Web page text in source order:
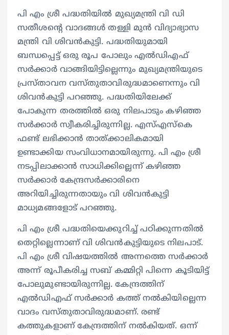
പി എം ശ്രീ പദ്ധതിയില്‍ മുഖ്യമന്ത്രി വി ഡി
സതീശന്റെ വാദങ്ങള്‍ തള്ളി മുന്‍ വിദ്യാഭ്യാസ
മന്ത്രി വി ശിവന്‍കുട്ടി. പദ്ധതിയുമായി
ബന്ധപ്പെട്ട് ഒരു രൂപ പോലും എല്‍ഡിഎഫ്
സര്‍ക്കാര്‍ വാങ്ങിയിട്ടില്ലെന്നും മുഖ്യമന്ത്രിയുടെ
പ്രസ്താവന വസ്തുതാവിരുദ്ധമാണെന്നും വി
ശിവന്‍കുട്ടി പറഞ്ഞു. പദ്ധതിയിലേക്ക്
പോകുന്ന തരത്തില്‍ ഒരു നിലപാടും കഴിഞ്ഞ
സര്‍ക്കാര്‍ സ്വീകരിച്ചിരുന്നില്ല. എസ്എസ്‌കെ
ഫണ്ട് ലഭിക്കാന്‍ താത്ക്കാലികമായി
ഉണ്ടാക്കിയ സംവിധാനമായിരുന്നു. പി എം ശ്രീ
നടപ്പിലാക്കാന്‍ സാധിക്കില്ലെന്ന് കഴിഞ്ഞ
സര്‍ക്കാര്‍ കേന്ദ്രസര്‍ക്കാരിനെ
അറിയിച്ചിരുന്നതായും വി ശിവന്‍കുട്ടി
മാധ്യമങ്ങളോട് പറഞ്ഞു.
പി എം ശ്രീ പദ്ധതിയെക്കുറിച്ച് പഠിക്കുന്നതില്‍
തെറ്റില്ലെന്നാണ് വി ശിവന്‍കുട്ടിയുടെ നിലപാട്.
പി എം ശ്രീ വിഷയത്തില്‍ അന്നത്തെ സര്‍ക്കാര്‍
അന്ന് രൂപീകരിച്ച സബ് കമ്മിറ്റി പിന്നെ കൂടിയിട്ട്
പോലുമുണ്ടായിരുന്നില്ല. കേന്ദ്രത്തിന്
എല്‍ഡിഎഫ് സര്‍ക്കാര്‍ കത്ത് നല്‍കിയില്ലെന്ന
വാദം വസ്തുതാവിരുദ്ധമാണ്. രണ്ട്
കത്തുകളാണ് കേന്ദ്രത്തിന് നല്‍കിയത്. ഒന്ന്